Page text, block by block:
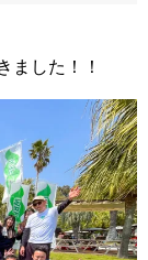
ました！！